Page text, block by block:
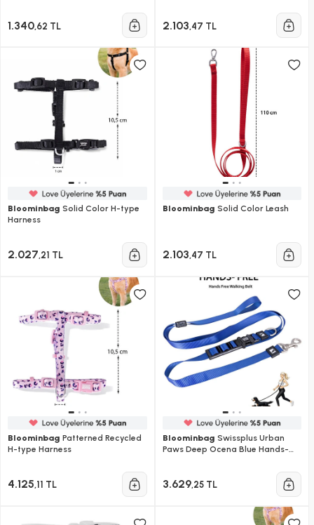
1.340,62 TL 2.103,47 TL
Bloominbag Solid Color H-type
Harness
2.027,21 TL
Bloominbag Solid Color Leash
2.103,47 TL
Bloominbag Patterned Recycled
H-type Harness
4.125,11 TL
Bloominbag Swissplus Urban
Paws Deep Ocena Blue Hands-
3.629,25 TL